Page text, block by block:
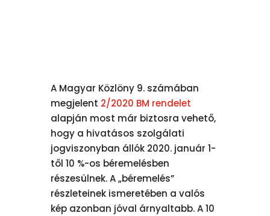
A Magyar Közlöny 9. számában
megjelent 2/2020 BM rendelet
alapján most már biztosra vehető,
hogy a hivatásos szolgálati
jogviszonyban állók 2020. január 1-
től 10 %-os béremelésben
részesülnek. A „béremelés”
részleteinek ismeretében a valós
kép azonban jóval árnyaltabb. A 10